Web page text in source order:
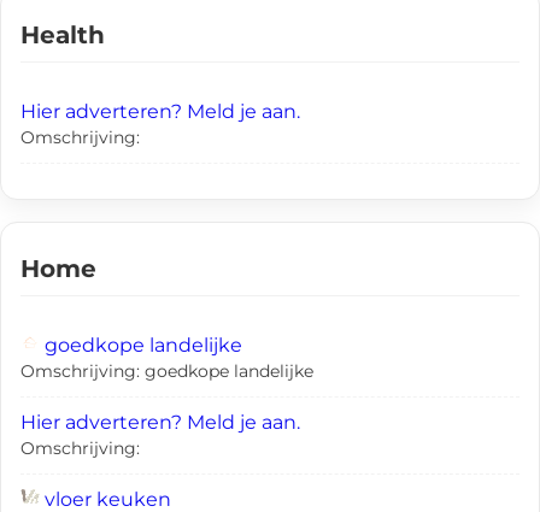
Health
Hier adverteren? Meld je aan.
Omschrijving:
Home
goedkope landelijke
Omschrijving: goedkope landelijke
Hier adverteren? Meld je aan.
Omschrijving:
vloer keuken